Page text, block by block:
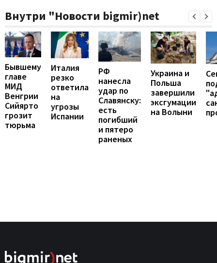
Внутри "Новости bigmir)net
Бывшему
главе
МИД
Венгрии
Сийярто
грозит
тюрьма
Италия
резко
ответила
на
угрозы
Испании
РФ
нанесла
удар по
Славянску:
есть
погибший
и пятеро
раненых
Украина и
Польша
завершили
эксгумации
на Волыни